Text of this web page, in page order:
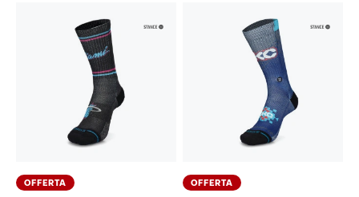
OFFERTA OFFERTA